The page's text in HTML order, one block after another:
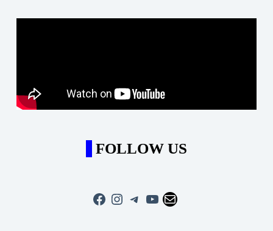
FOLLOW US
Facebook
Instagram
Telegram
YouTube
Mail